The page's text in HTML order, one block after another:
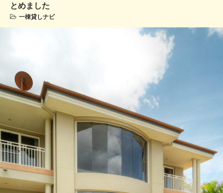
とめました
一棟貸しナビ